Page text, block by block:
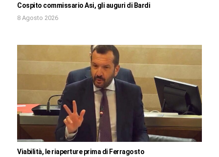
Cospito commissario Asi, gli auguri di Bardi
8 Agosto 2026
Viabilità, le riaperture prima di Ferragosto